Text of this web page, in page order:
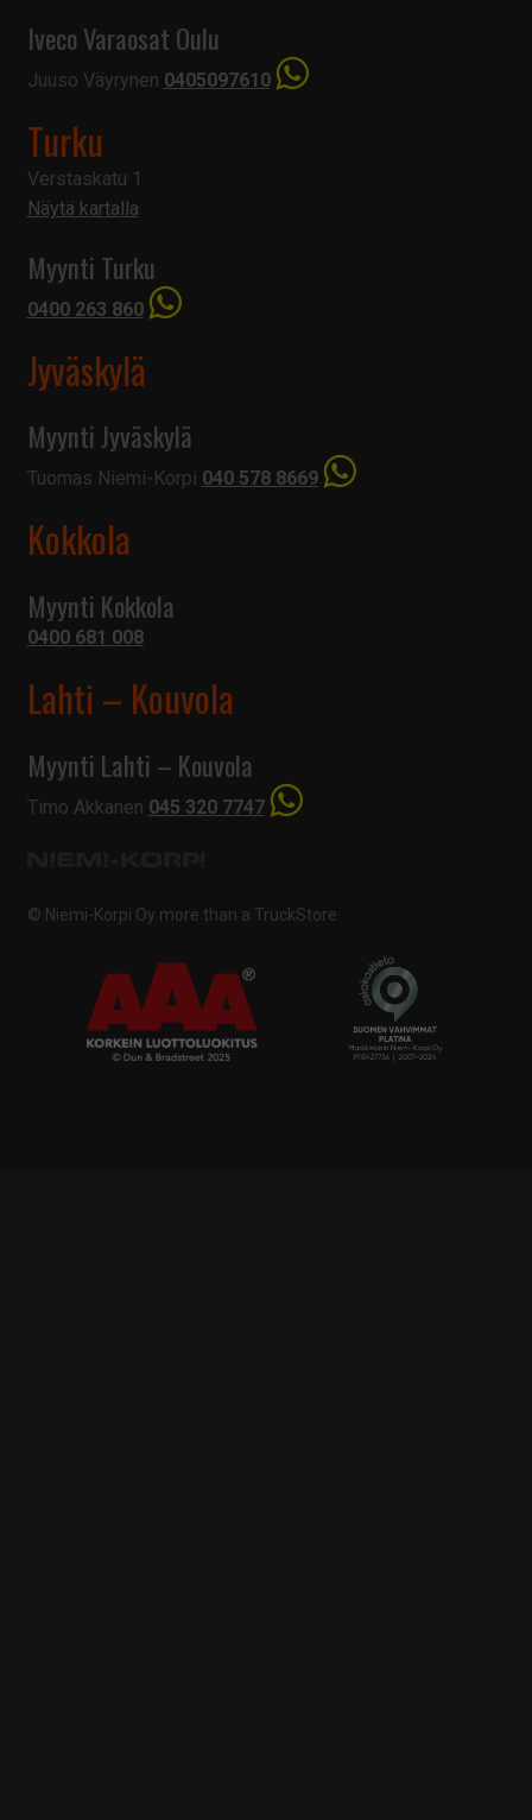
Iveco Varaosat Oulu
Juuso Väyrynen 0405097610
Turku
Verstaskatu 1
Näytä kartalla
Myynti Turku
0400 263 860
Jyväskylä
Myynti Jyväskylä
Tuomas Niemi-Korpi 040 578 8669
Kokkola
Myynti Kokkola
0400 681 008
Lahti – Kouvola
Myynti Lahti – Kouvola
Timo Akkanen 045 320 7747
© Niemi-Korpi Oy more than a TruckStore